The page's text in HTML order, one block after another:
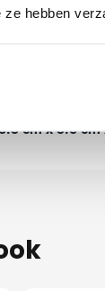
ze hebben
cm x 3.8 cm